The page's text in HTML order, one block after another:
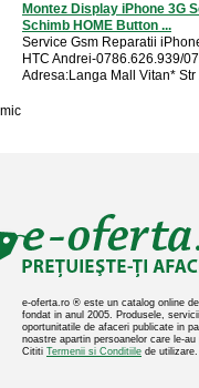
Montez Display iPhone 3G
Schimb HOME Button ...
Service Gsm Reparatii
HTC Andrei-0786.626.939/
Adresa:Langa Mall Vitan*
mic
e-oferta.ro ® este un catalog online
fondat in anul 2005. Produsele,
oportunitatile de afaceri publicate in
noastre apartin persoanelor care le-au
Cititi Termenii si Conditiile de utilizare.